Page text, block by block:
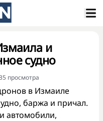
и
судно
просмотра
в Измаиле
баржа и причал.
автомобили,